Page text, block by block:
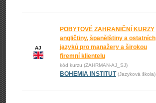
AJ
POBYTOVÉ ZAHRANIČNÍ KURZY
angličtiny, španělštiny a ostatních
jazyků pro manažery a širokou
firemní klientelu
kód kurzu (ZAHRMAN-AJ_SJ)
BOHEMIA INSTITUT (Jazyková škola)